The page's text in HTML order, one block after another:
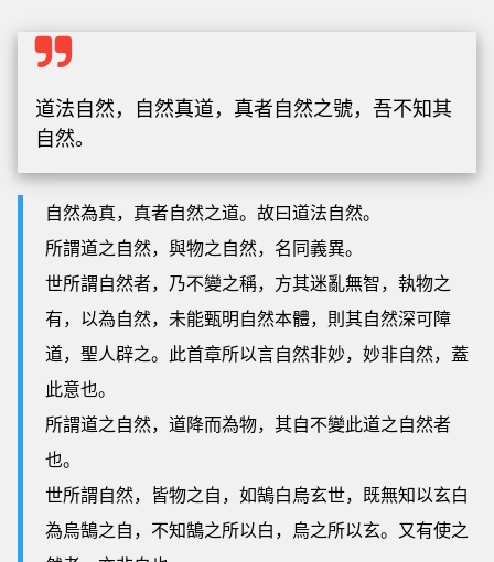
道法自然，自然真道，真者自然之號，吾不知其
自然。
自然為真，真者自然之道。故曰道法自然。
所謂道之自然，與物之自然，名同義異。
世所謂自然者，乃不變之稱，方其迷亂無智，執物之
有，以為自然，未能甄明自然本體，則其自然深可障
道，聖人辟之。此首章所以言自然非妙，妙非自然，蓋
此意也。
所謂道之自然，道降而為物，其自不變此道之自然者
也。
世所謂自然，皆物之自，如鵠白烏玄世，既無知以玄白
為烏鵠之自，不知鵠之所以白，烏之所以玄。又有使之